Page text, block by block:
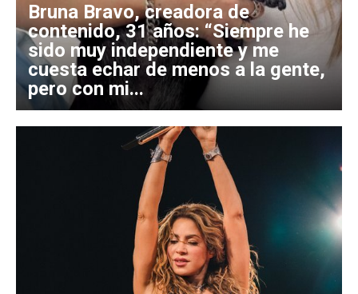
Bruna Bravo, creadora de
contenido, 31 años: “Siempre he
sido muy independiente y me
cuesta echar de menos a la gente,
pero con mi...